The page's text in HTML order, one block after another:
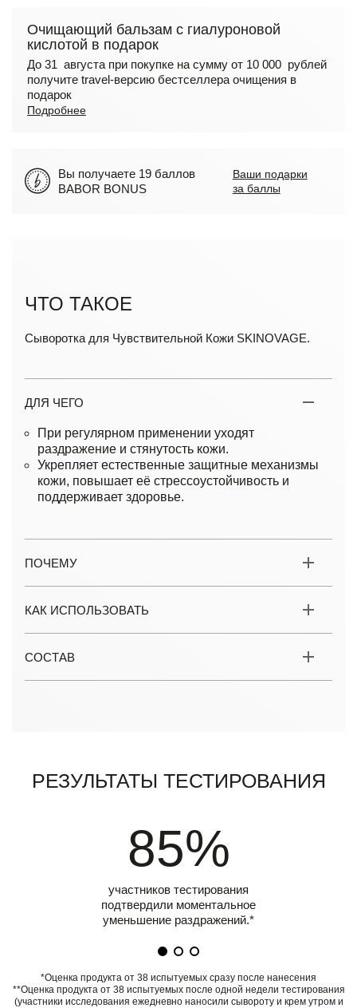
Очищающий бальзам с гиалуроновой
кислотой в подарок
До 31 августа при покупке на сумму от 10 000 рублей
получите travel-версию бестселлера очищения в
подарок
Подробнее
Вы получаете 19 баллов
BABOR BONUS
Ваши подарки
за баллы
ЧТО ТАКОЕ
Сыворотка для Чувствительной Кожи SKINOVAGE.
ДЛЯ ЧЕГО
При регулярном применении уходят
раздражение и стянутость кожи.
Укрепляет естественные защитные механизмы
кожи, повышает её стрессоустойчивость и
поддерживает здоровье.
ПОЧЕМУ
КАК ИСПОЛЬЗОВАТЬ
СОСТАВ
Результаты тестирования
85%
участников тестирования
подтвердили моментальное
уменьшение раздражений.*
*Оценка продукта от 38 испытуемых сразу после нанесения
**Оценка продукта от 38 испытуемых после одной недели тестирования
(участники исследования ежедневно наносили сывороту и крем утром и